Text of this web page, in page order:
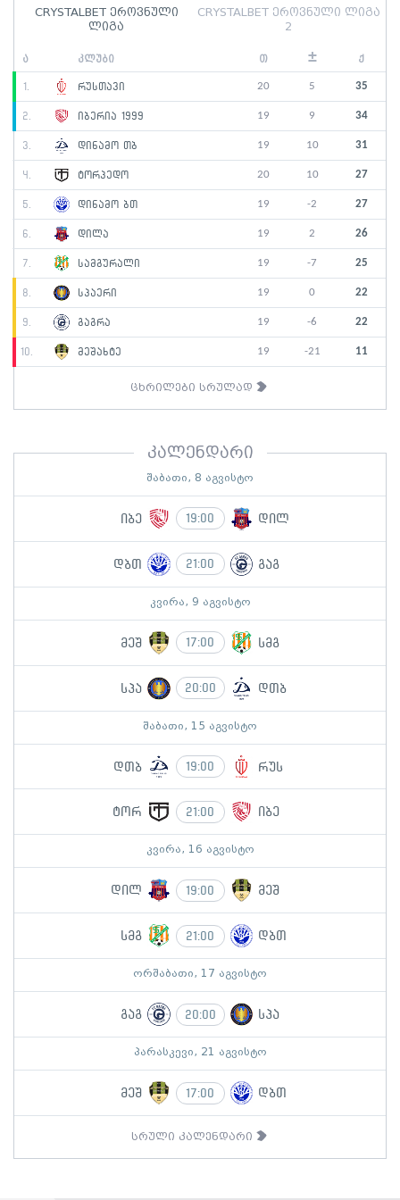
CRYSTALBET ეროვნული
ლიგა
CRYSTALBET ეროვნული ლიგა
2
ა კლუბი თ ± ქ
1. რუსთავი 20 5 35
2. იბერია 1999 19 9 34
3. დინამო თბ 19 10 31
4. ტორპედო 20 10 27
5. დინამო ბთ 19 -2 27
6. დილა 19 2 26
7. სამგურალი 19 -7 25
8. სპაერი 19 0 22
9. გაგრა 19 -6 22
10. მეშახტე 19 -21 11
ცხრილები სრულად
კალენდარი
შაბათი, 8 აგვისტო
იბე 19:00 დილ
დბთ 21:00 გაგ
კვირა, 9 აგვისტო
მეშ 17:00 სმგ
სპა 20:00 დთბ
შაბათი, 15 აგვისტო
დთბ 19:00 რუს
ტორ 21:00 იბე
კვირა, 16 აგვისტო
დილ 19:00 მეშ
სმგ 21:00 დბთ
ორშაბათი, 17 აგვისტო
გაგ 20:00 სპა
პარასკევი, 21 აგვისტო
მეშ 17:00 დბთ
სრული კალენდარი